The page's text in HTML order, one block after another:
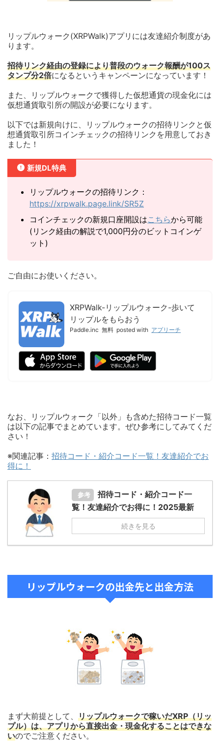
リップルウォーク(XRPWalk)アプリには友達紹介制度があ
ります。
招待リンク経由の登録により普段のウォーク報酬が100ス
タンプ分2倍になるというキャンペーンになっています！
また、リップルウォークで獲得した仮想通貨の現金化には
仮想通貨取引所の開設が必要になります。
以下では新規向けに、リップルウォークの招待リンクと仮
想通貨取引所コインチェックの招待リンクを用意しておき
ました！
新規DL特典
リップルウォークの招待リンク：
https://xrpwalk.page.link/SR5Z
コインチェックの新規口座開設はこちらから可能
(リンク経由の解説で1,000円分のビットコインゲ
ット)
ご自由にお使いください。
XRPWalk-リップルウォーク-歩いて
リップルをもらおう
Paddle.inc 無料 posted with アプリーチ
なお、リップルウォーク「以外」も含めた招待コード一覧
は以下の記事でまとめています。ぜひ参考にしてみてくだ
さい！
※関連記事： 招待コード・紹介コード一覧！友達紹介でお
得に！
参考
招待コード・紹介コード一
覧！友達紹介でお得に！2025最新
続きを見る
リップルウォークの出金先と出金方法
まず大前提として、 リップルウォークで稼いだXRP（リッ
プル）は、アプリから直接出金・現金化することはできな
いのでご注意ください。